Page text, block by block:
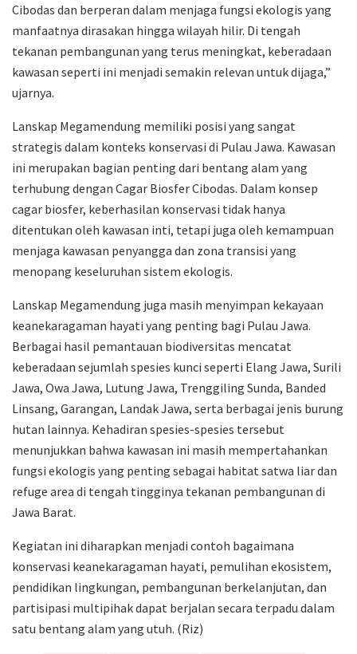
Cibodas dan berperan dalam menjaga fungsi ekologis yang
manfaatnya dirasakan hingga wilayah hilir. Di tengah
tekanan pembangunan yang terus meningkat, keberadaan
kawasan seperti ini menjadi semakin relevan untuk dijaga,”
ujarnya.
Lanskap Megamendung memiliki posisi yang sangat
strategis dalam konteks konservasi di Pulau Jawa. Kawasan
ini merupakan bagian penting dari bentang alam yang
terhubung dengan Cagar Biosfer Cibodas. Dalam konsep
cagar biosfer, keberhasilan konservasi tidak hanya
ditentukan oleh kawasan inti, tetapi juga oleh kemampuan
menjaga kawasan penyangga dan zona transisi yang
menopang keseluruhan sistem ekologis.
Lanskap Megamendung juga masih menyimpan kekayaan
keanekaragaman hayati yang penting bagi Pulau Jawa.
Berbagai hasil pemantauan biodiversitas mencatat
keberadaan sejumlah spesies kunci seperti Elang Jawa, Surili
Jawa, Owa Jawa, Lutung Jawa, Trenggiling Sunda, Banded
Linsang, Garangan, Landak Jawa, serta berbagai jenis burung
hutan lainnya. Kehadiran spesies-spesies tersebut
menunjukkan bahwa kawasan ini masih mempertahankan
fungsi ekologis yang penting sebagai habitat satwa liar dan
refuge area di tengah tingginya tekanan pembangunan di
Jawa Barat.
Kegiatan ini diharapkan menjadi contoh bagaimana
konservasi keanekaragaman hayati, pemulihan ekosistem,
pendidikan lingkungan, pembangunan berkelanjutan, dan
partisipasi multipihak dapat berjalan secara terpadu dalam
satu bentang alam yang utuh. (Riz)